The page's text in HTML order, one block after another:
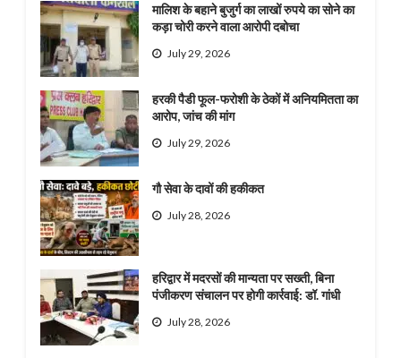
मालिश के बहाने बुजुर्ग का लाखों रुपये का सोने का
कड़ा चोरी करने वाला आरोपी दबोचा
July 29, 2026
हरकी पैडी फूल-फरोशी के ठेकों में अनियमितता का
आरोप, जांच की मांग
July 29, 2026
गौ सेवा के दावों की हकीकत
July 28, 2026
हरिद्वार में मदरसों की मान्यता पर सख्ती, बिना
पंजीकरण संचालन पर होगी कार्रवाई: डॉ. गांधी
July 28, 2026